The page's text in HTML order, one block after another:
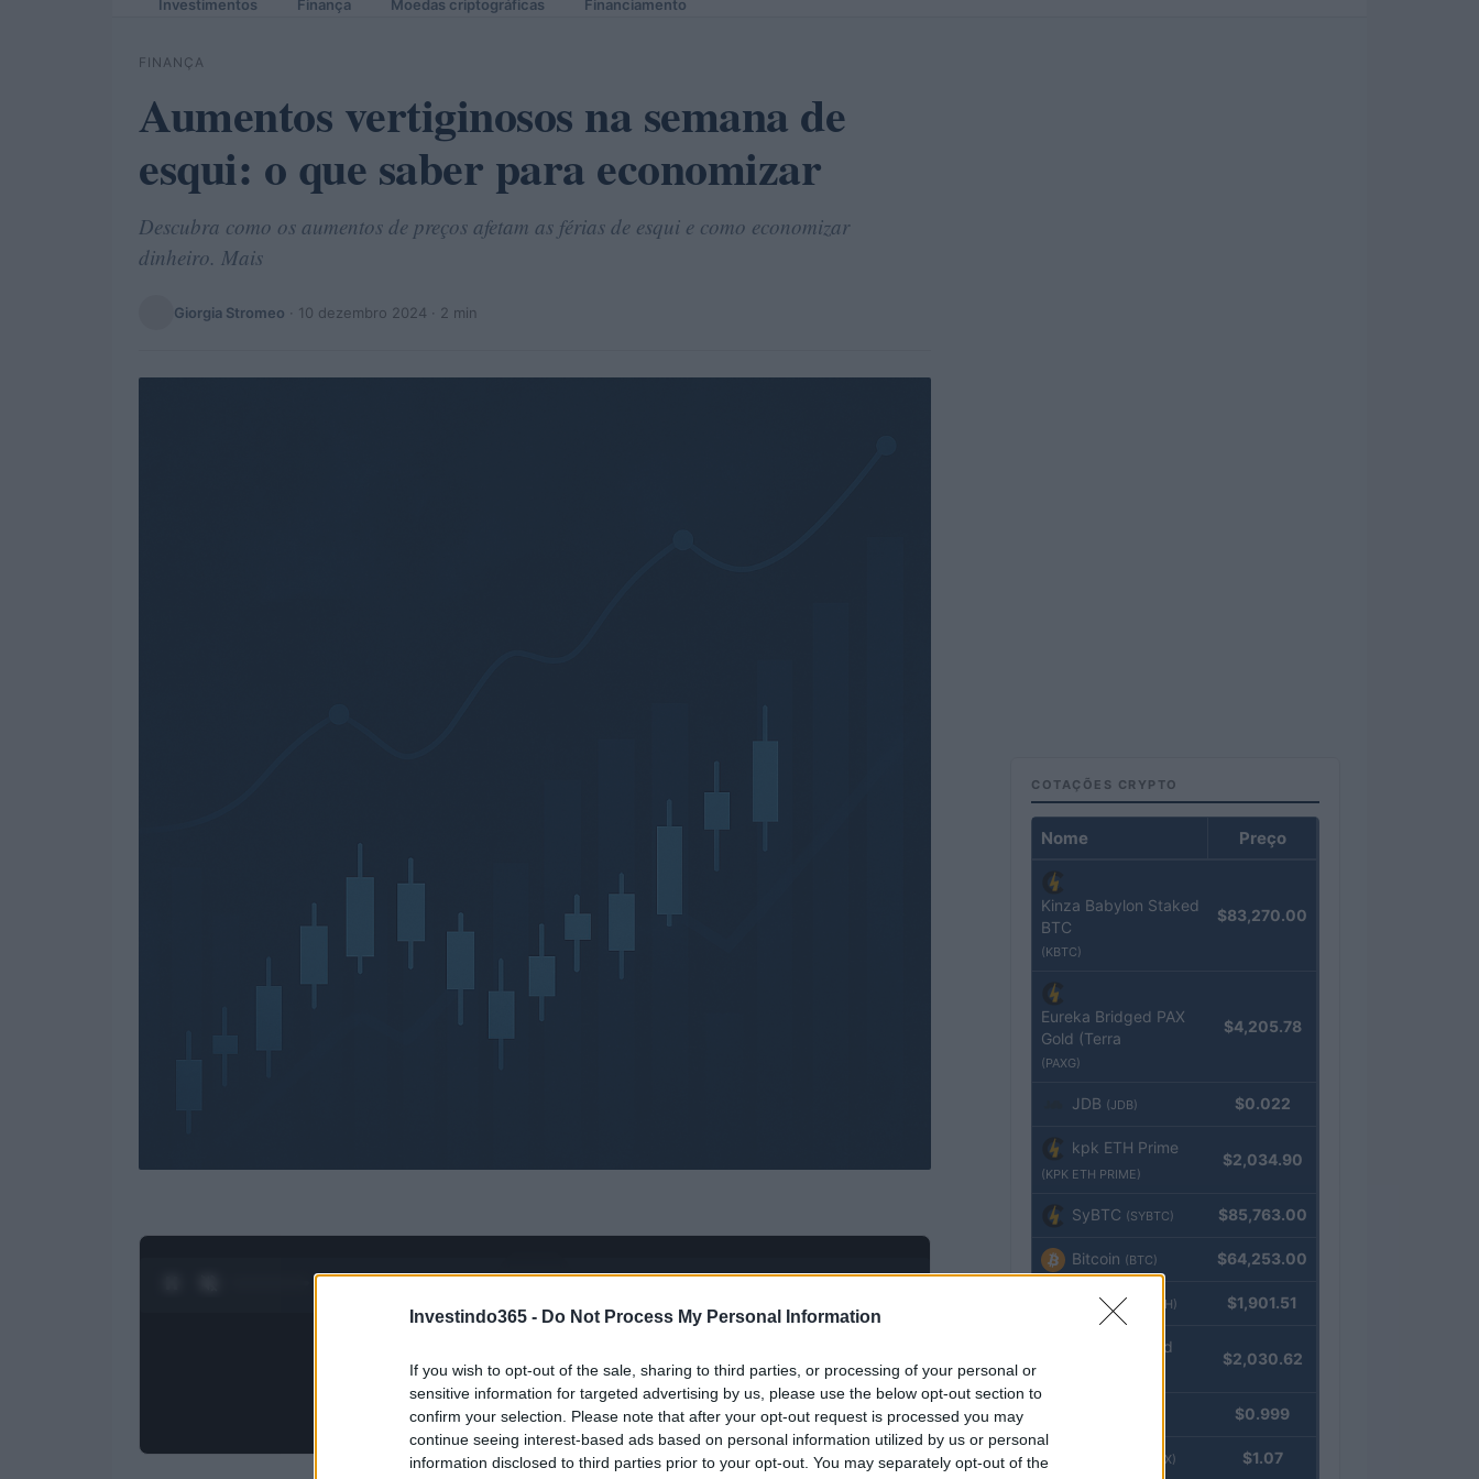
Investindo365 - Do Not Process My Personal Information
If you wish to opt-out of the sale, sharing to third parties, or processing of your personal or
sensitive information for targeted advertising by us, please use the below opt-out section to
confirm your selection. Please note that after your opt-out request is processed you may
continue seeing interest-based ads based on personal information utilized by us or personal
information disclosed to third parties prior to your opt-out. You may separately opt-out of the
Investimentos Finança Moedas criptográficas Financiamento
FINANÇA
Aumentos vertiginosos na semana de
esqui: o que saber para economizar
Descubra como os aumentos de preços afetam as férias de esqui e como economizar
dinheiro. Mais
Giorgia Stromeo · 10 dezembro 2024 · 2 min
COTAÇÕES CRYPTO
Nome Preço
Kinza Babylon Staked
BTC
(KBTC)
$83,270.00
Eureka Bridged PAX
Gold (Terra
(PAXG)
$4,205.78
JDB (JDB) $0.022
kpk ETH Prime
(KPK ETH PRIME)
$2,034.90
SyBTC (SYBTC) $85,763.00
Bitcoin (BTC) $64,253.00
Ethereum (ETH) $1,901.51
kpk ETH Yield
$2,030.62
$0.999
(USDEX) $1.07